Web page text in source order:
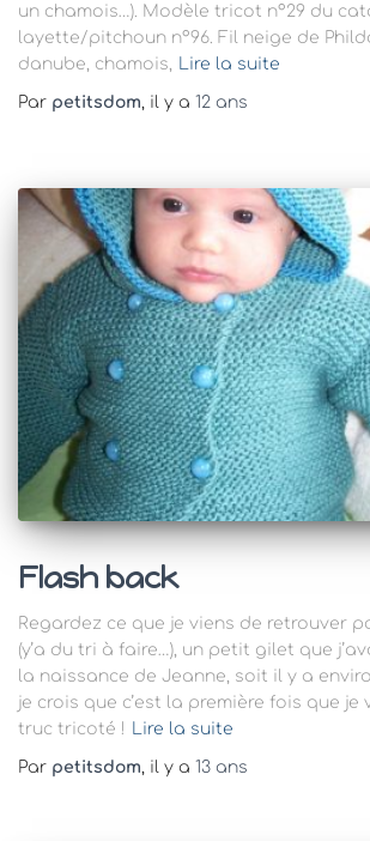
un chamois…). Modèle tricot n°29 du
layette/pitchoun n°96. Fil neige de
danube, chamois,
Lire la suite
Par petitsdom, il y a 12 ans
Flash back
Regardez ce que je viens de retrouver
(y’a du tri à faire…), un petit gilet que
la naissance de Jeanne, soit il y a
je crois que c’est la première fois que je
truc tricoté ! Lire la suite
Par petitsdom, il y a 13 ans